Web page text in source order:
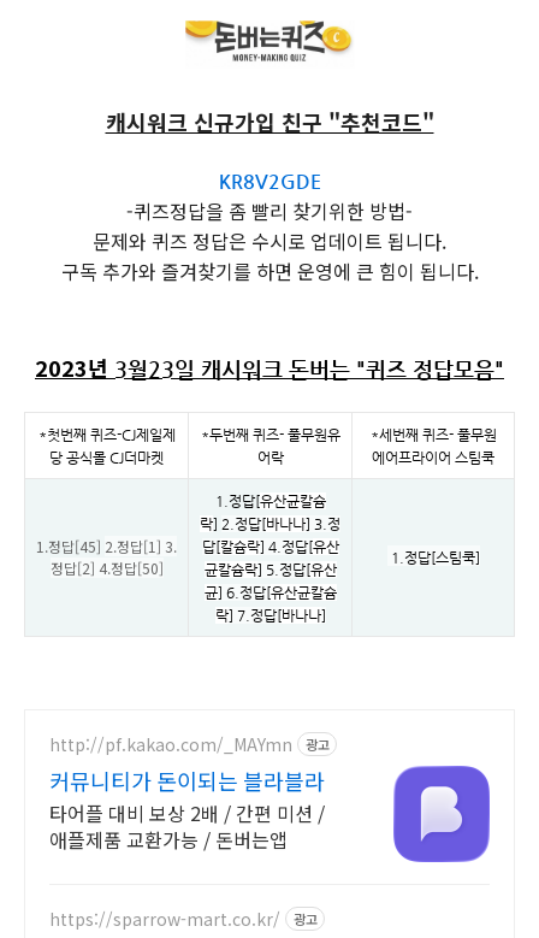
캐시워크 신규가입 친구 "추천코드"
KR8V2GDE
-퀴즈정답을 좀 빨리 찾기위한 방법-
문제와 퀴즈 정답은 수시로 업데이트 됩니다.
구독 추가와 즐겨찾기를 하면 운영에 큰 힘이 됩니다.
2023년 3월23일 캐시워크 돈버는 "퀴즈 정답모음"
*첫번째 퀴즈-CJ제일제
당 공식몰 CJ더마켓
*두번째 퀴즈- 풀무원유
어락
*세번째 퀴즈- 풀무원
에어프라이어 스팀쿡
1.정답[45] 2.정답[1] 3.
정답[2] 4.정답[50]
1.정답[유산균칼슘
락] 2.정답[바나나] 3.정
답[칼슘락] 4.정답[유산
균칼슘락] 5.정답[유산
균] 6.정답[유산균칼슘
락] 7.정답[바나나]
1.정답[스팀쿡]
http://pf.kakao.com/_MAYmn 광고
커뮤니티가 돈이되는 블라블라
타어플 대비 보상 2배 / 간편 미션 /
애플제품 교환가능 / 돈버는앱
https://sparrow-mart.co.kr/ 광고